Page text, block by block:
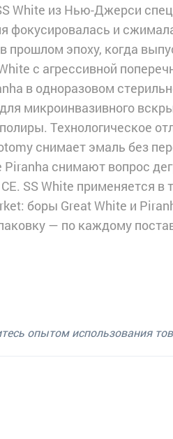
White из Нью-Джерси
и
эпоху, когда
с агрессивной
в одноразовом
микроинвазивного
Технологическое
снимает эмаль без
снимают вопрос
SS White применяется в
боры Great White и
— по каждому
опытом использования